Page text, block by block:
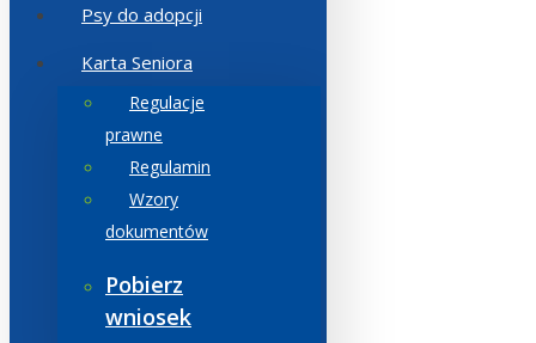
Psy do adopcji
Karta Seniora
Regulacje
prawne
Regulamin
Wzory
dokumentów
Pobierz
wniosek